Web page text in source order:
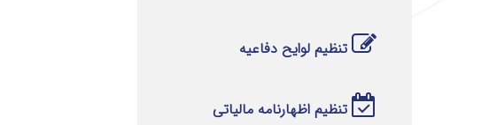
تنظیم لوایح دفاعیه
تنظیم اظهارنامه مالیاتی